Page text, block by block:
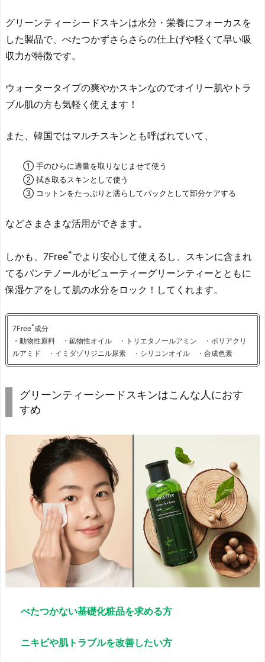
ア
イ
＆
イ
ス
ー
2.
5.
「グ
ー
テ
ィ
ー
ー
ド
ク
リ
ム」
グリーンティーシードスキンは水分・栄養にフォーカスを
した製品で、べたつかずさらさらの仕上げや軽くて早い吸
収力が特徴です。
ウォータータイプの爽やかスキンなのでオイリー肌やトラ
ブル肌の方も気軽く使えます！
また、韓国ではマルチスキンとも呼ばれていて、
① 手のひらに適量を取りなじませて使う
② 拭き取るスキンとして使う
③ コットンをたっぷりと濡らしてパックとして部分ケアする
などさまさまな活用ができます。
しかも、7Free*でより安心して使えるし、スキンに含まれ
てるパンテノールがビューティーグリーンティーとともに
保湿ケアをして肌の水分をロック！してくれます。
7Free*成分
・動物性原料 ・鉱物性オイル ・トリエタノールアミン ・ポリアクリ
ルアミド ・イミダゾリジニル尿素 ・シリコンオイル ・合成色素
グリーンティーシードスキンはこんな人におす
すめ
べたつかない基礎化粧品を求める方
ニキビや肌トラブルを改善したい方